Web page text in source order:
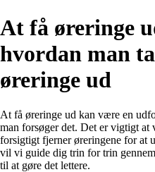
At få øreringe
hvordan man
øreringe ud
At få øreringe ud kan være en
man forsøger det. Det er vigtigt at
forsigtigt fjerner øreringene for at
vil vi guide dig trin for trin
til at gøre det lettere.